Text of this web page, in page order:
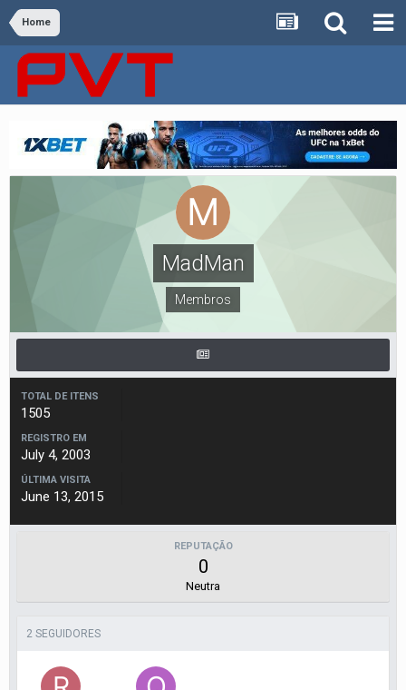
Home
MadMan
Membros
TOTAL DE ITENS
1505
REGISTRO EM
July 4, 2003
ÚLTIMA VISITA
June 13, 2015
REPUTAÇÃO
0
Neutra
2 SEGUIDORES